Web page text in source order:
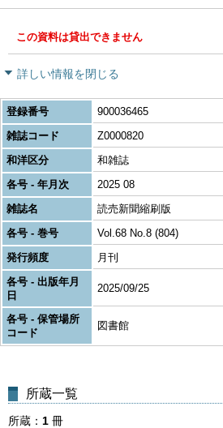
この資料は貸出できません
詳しい情報を閉じる
登録番号
900036465
雑誌コード
Z0000820
和洋区分
和雑誌
各号 - 年月次
2025 08
雑誌名
読売新聞縮刷版
各号 - 巻号
Vol.68 No.8 (804)
発行頻度
月刊
各号 - 出版年月
日
2025/09/25
各号 - 保管場所
コード
図書館
所蔵一覧
所蔵 1 冊